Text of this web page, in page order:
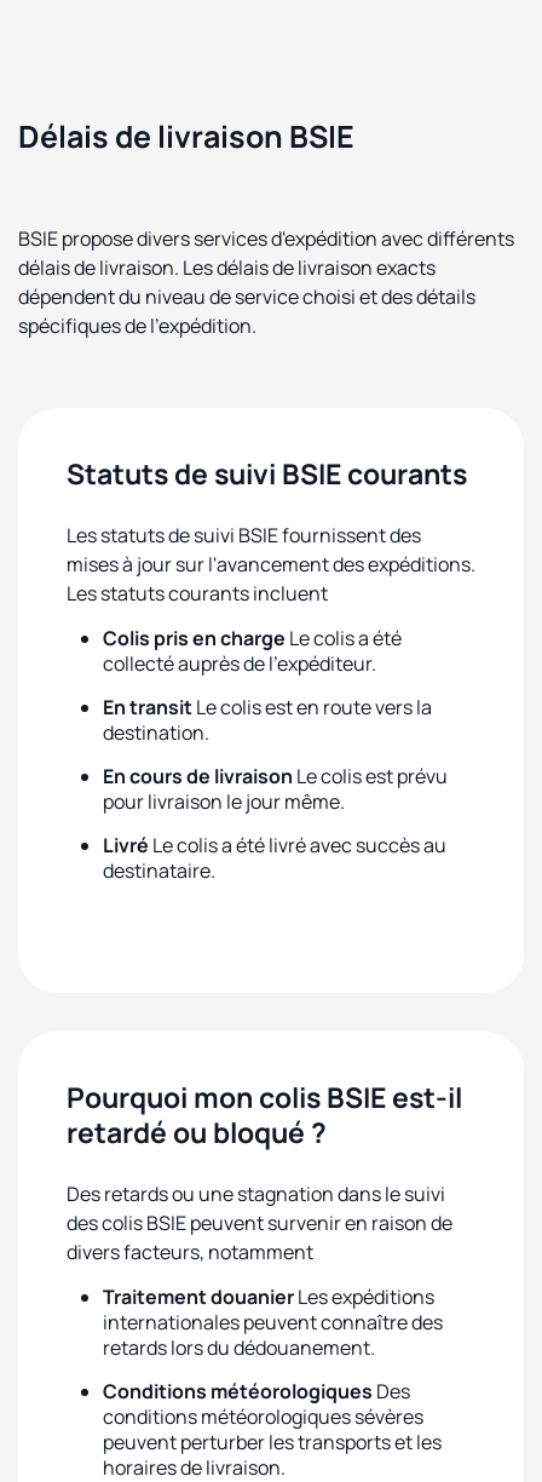
Délais de livraison BSIE
BSIE propose divers services d'expédition avec différents
délais de livraison. Les délais de livraison exacts
dépendent du niveau de service choisi et des détails
spécifiques de l'expédition.
Statuts de suivi BSIE courants
Les statuts de suivi BSIE fournissent des
mises à jour sur l'avancement des expéditions.
Les statuts courants incluent
Colis pris en charge Le colis a été
collecté auprès de l'expéditeur.
En transitLe colis est en route vers la
destination.
En cours de livraison Le colis est prévu
pour livraison le jour même.
Livré Le colis a été livré avec succès au
destinataire.
Pourquoi mon colis BSIE est-il
retardé ou bloqué ?
Des retards ou une stagnation dans le suivi
des colis BSIE peuvent survenir en raison de
divers facteurs, notamment
Traitement douanierLes expéditions
internationales peuvent connaître des
retards lors du dédouanement.
Conditions météorologiques Des
conditions météorologiques sévères
peuvent perturber les transports et les
horaires de livraison.